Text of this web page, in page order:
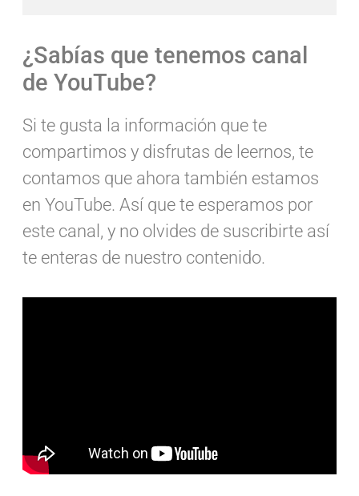
¿Sabías que tenemos canal
de YouTube?
Si te gusta la información que te
compartimos y disfrutas de leernos, te
contamos que ahora también estamos
en YouTube. Así que te esperamos por
este canal, y no olvides de suscribirte así
te enteras de nuestro contenido.